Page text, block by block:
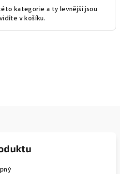
kategorie a ty levnější jsou
v košíku.